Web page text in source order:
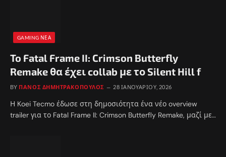
GAMING ΝΈΑ
To Fatal Frame II: Crimson Butterfly
Remake θα έχει collab με το Silent Hill f
BY ΠΆΝΟΣ ΔΗΜΗΤΡΑΚΌΠΟΥΛΟΣ 28 ΙΑΝΟΥΑΡΊΟΥ, 2026
Η Koei Tecmo έδωσε στη δημοσιότητα ένα νέο overview
trailer για το Fatal Frame II: Crimson Butterfly Remake, μαζί με…